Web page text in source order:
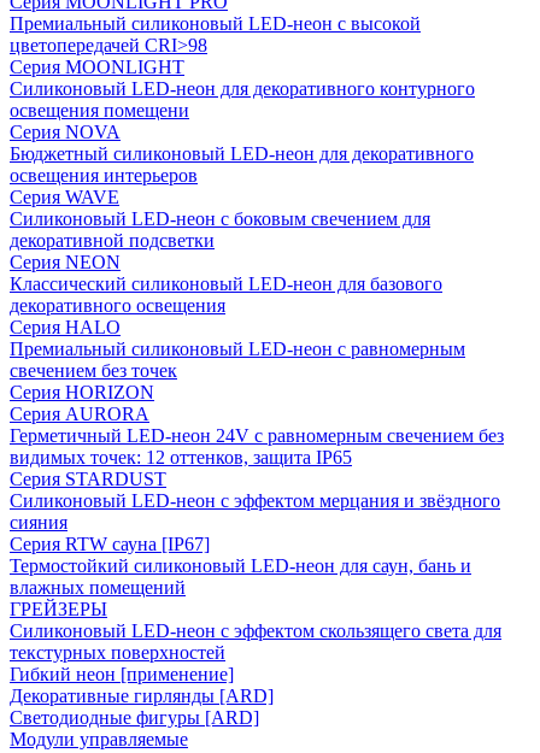
Премиальный силиконовый LED-неон с высокой
цветопередачей CRI>98
Серия MOONLIGHT
Силиконовый LED-неон для декоративного контурного
освещения помещени
Серия NOVA
Бюджетный силиконовый LED-неон для декоративного
освещения интерьеров
Серия WAVE
Силиконовый LED-неон с боковым свечением для
декоративной подсветки
Серия NEON
Классический силиконовый LED-неон для базового
декоративного освещения
Серия HALO
Премиальный силиконовый LED-неон с равномерным
свечением без точек
Серия HORIZON
Серия AURORA
Герметичный LED-неон 24V с равномерным свечением без
видимых точек: 12 оттенков, защита IP65
Серия STARDUST
Силиконовый LED-неон с эффектом мерцания и звёздного
сияния
Серия RTW сауна [IP67]
Термостойкий силиконовый LED-неон для саун, бань и
влажных помещений
ГРЕЙЗЕРЫ
Силиконовый LED-неон с эффектом скользящего света для
текстурных поверхностей
Гибкий неон [применение]
Декоративные гирлянды [ARD]
Светодиодные фигуры [ARD]
Модули управляемые